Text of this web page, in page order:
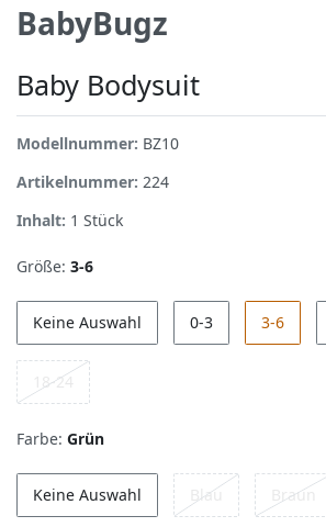
BabyBugz
Baby Bodysuit
Modellnummer: BZ10
Artikelnummer: 224
Inhalt: 1 Stück
Größe: 3-6
Keine Auswahl 0-3 3-6
18-24
Farbe: Grün
Keine Auswahl Blau Braun